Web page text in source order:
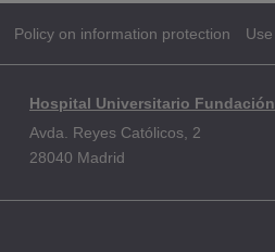
Policy on information protection
Hospital Universitario
Avda. Reyes Católicos, 2
28040 Madrid